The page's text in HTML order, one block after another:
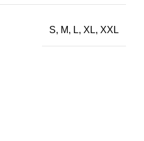
S, M, L, XL, XXL